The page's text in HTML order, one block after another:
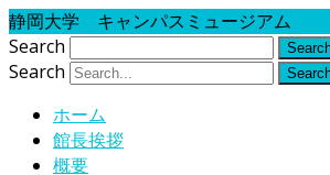
静岡大学 キャンパスミュージアム
Search
Search
ホーム
館長挨拶
概要